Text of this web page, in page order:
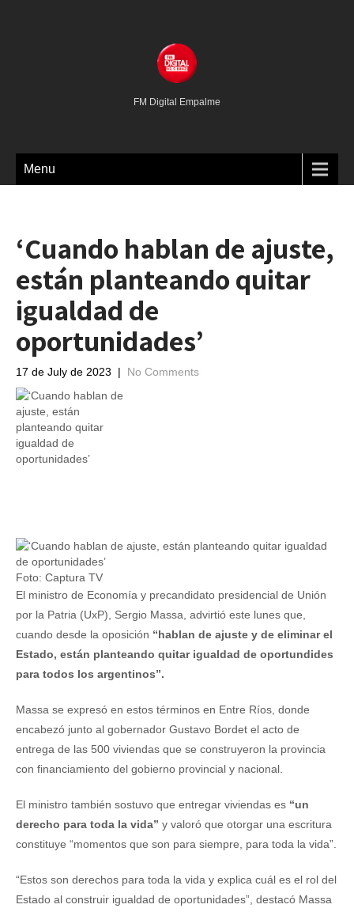
FM Digital Empalme
Menu
‘Cuando hablan de ajuste,
están planteando quitar
igualdad de
oportunidades’
17 de July de 2023 | No Comments
Foto: Captura TV
El ministro de Economía y precandidato presidencial de Unión
por la Patria (UxP), Sergio Massa, advirtió este lunes que,
cuando desde la oposición “hablan de ajuste y de eliminar el
Estado, están planteando quitar igualdad de oportundides
para todos los argentinos”.
Massa se expresó en estos términos en Entre Ríos, donde
encabezó junto al gobernador Gustavo Bordet el acto de
entrega de las 500 viviendas que se construyeron la provincia
con financiamiento del gobierno provincial y nacional.
El ministro también sostuvo que entregar viviendas es “un
derecho para toda la vida” y valoró que otorgar una escritura
constituye “momentos que son para siempre, para toda la vida”.
“Estos son derechos para toda la vida y explica cuál es el rol del
Estado al construir igualdad de oportunidades”, destacó Massa